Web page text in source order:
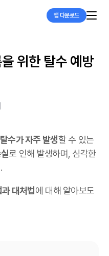
앱 다운로드
위한 탈수 예방
수가 자주 발생할 수 있는
로 인해 발생하며, 심각한
대처법에 대해 알아보도